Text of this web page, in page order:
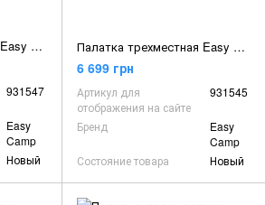
Палатка двухместная Easy Camp Setesdal 2 (120476)
931547
Easy
Camp
Новый
Палатка трехместная Easy Camp Hemsedal 3 (120474)
6 699 грн
Артикул для
отображения на сайте
931545
Бренд
Easy
Camp
Состояние товара
Новый